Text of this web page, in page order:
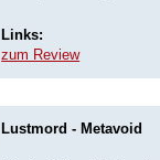
Links:
zum Review
Lustmord - Metavoid